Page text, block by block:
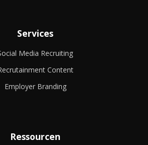
Services
Media Recruiting
Content
Employer Branding
Ressourcen